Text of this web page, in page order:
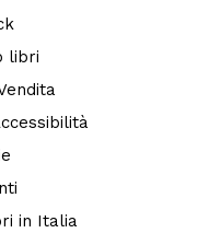
libri
in Italia